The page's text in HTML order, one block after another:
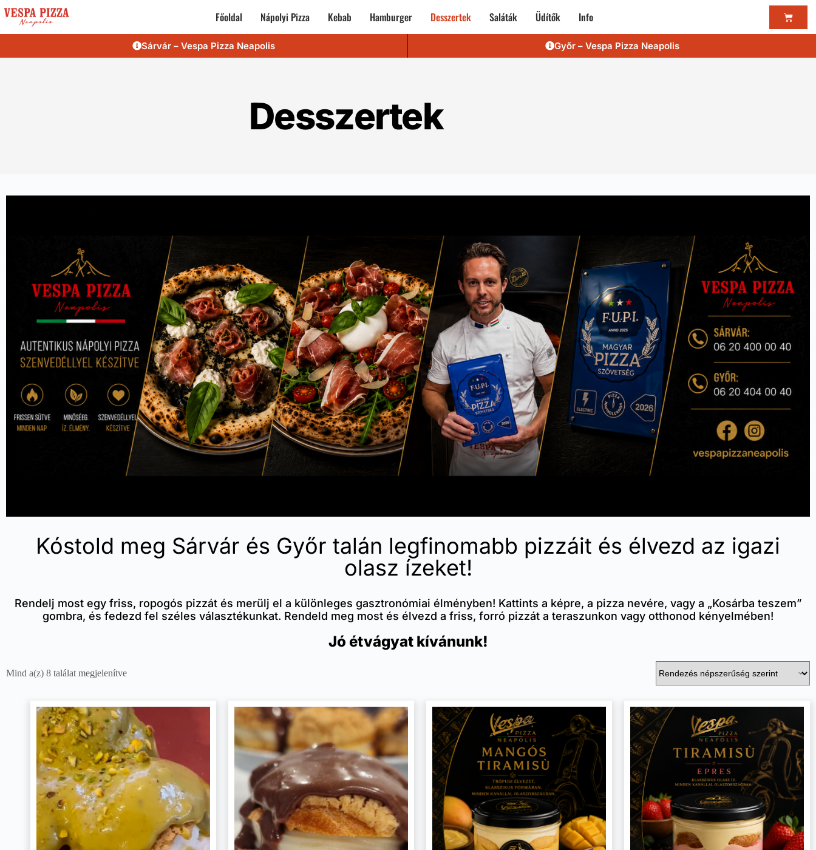
Főoldal Nápolyi Pizza Kebab Hamburger Desszertek Saláták Üdítők Info
Sárvár – Vespa Pizza Neapolis Győr – Vespa Pizza Neapolis
Desszertek
Kóstold meg Sárvár és Győr talán legfinomabb pizzáit és élvezd az igazi
olasz ízeket!
Rendelj most egy friss, ropogós pizzát és merülj el a különleges gasztronómiai élményben! Kattints a képre, a pizza nevére, vagy a „Kosárba teszem”
gombra, és fedezd fel széles választékunkat. Rendeld meg most és élvezd a friss, forró pizzát a teraszunkon vagy otthonod kényelmében!
Jó étvágyat kívánunk!
Mind a(z) 8 találat megjelenítve